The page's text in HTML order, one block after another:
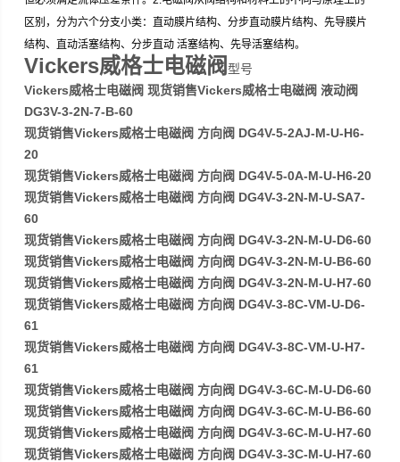
区别，分为六个分支小类：直动膜片结构、分步直动膜片结构、先导膜片
结构、直动活塞结构、分步直动 活塞结构、先导活塞结构。
Vickers威格士电磁阀 型号
Vickers威格士电磁阀 现货销售Vickers威格士电磁阀 液动阀
DG3V-3-2N-7-B-60
现货销售Vickers威格士电磁阀 方向阀 DG4V-5-2AJ-M-U-H6-
20
现货销售Vickers威格士电磁阀 方向阀 DG4V-5-0A-M-U-H6-20
现货销售Vickers威格士电磁阀 方向阀 DG4V-3-2N-M-U-SA7-
60
现货销售Vickers威格士电磁阀 方向阀 DG4V-3-2N-M-U-D6-60
现货销售Vickers威格士电磁阀 方向阀 DG4V-3-2N-M-U-B6-60
现货销售Vickers威格士电磁阀 方向阀 DG4V-3-2N-M-U-H7-60
现货销售Vickers威格士电磁阀 方向阀 DG4V-3-8C-VM-U-D6-
61
现货销售Vickers威格士电磁阀 方向阀 DG4V-3-8C-VM-U-H7-
61
现货销售Vickers威格士电磁阀 方向阀 DG4V-3-6C-M-U-D6-60
现货销售Vickers威格士电磁阀 方向阀 DG4V-3-6C-M-U-B6-60
现货销售Vickers威格士电磁阀 方向阀 DG4V-3-6C-M-U-H7-60
现货销售Vickers威格士电磁阀 方向阀 DG4V-3-3C-M-U-H7-60